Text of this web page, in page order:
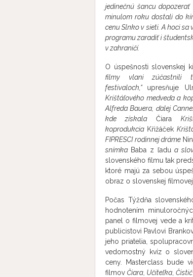
jedinečnú šancu
minulom roku dostali do
cenu Slnko v sieti. A hoci
programu zaradiť i
v zahraničí.
O úspešnosti slovenskej
filmy vlani zúčastnili
festivaloch,“ upresňuje
Krištáľového medveďa a
Alfreda Bauera, ďalej
kde získala Čiara
koprodukcia Křižáček
FIPRESCI rodinnej dráme
snímka Baba z ľadu a
slovenského filmu tak
ktoré majú za sebou
obraz o slovenskej
Počas Týždňa
hodnotením
panel o filmovej vede a
publicistovi Pavlovi
jeho priatelia,
vedomostný kvíz o
ceny. Masterclass bude
filmovČiara Učiteľka ,